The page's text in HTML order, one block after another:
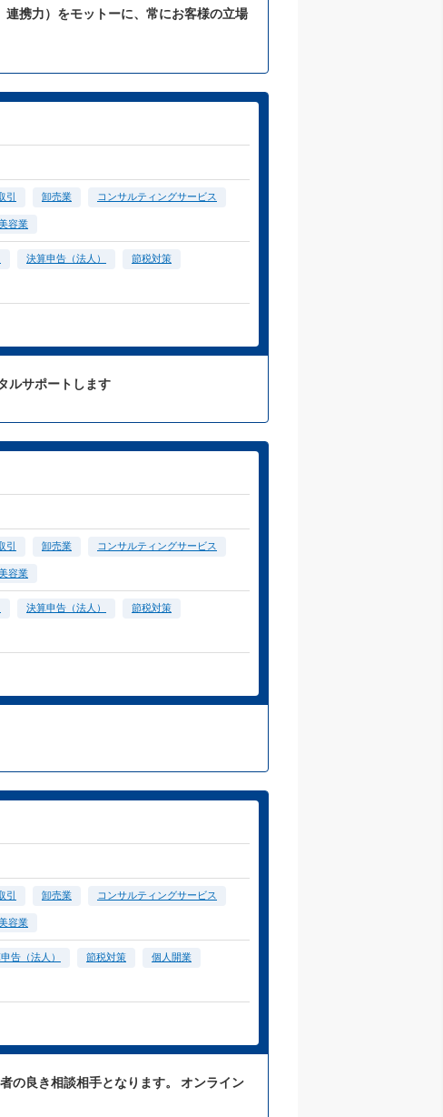
携力）をモットーに、常にお客様の立場
引 卸売業 コンサルティングサービス
容業
決算申告（法人） 節税対策
ルサポートします
引 卸売業 コンサルティングサービス
容業
決算申告（法人） 節税対策
引 卸売業 コンサルティングサービス
容業
告（法人） 節税対策 個人開業
の良き相談相手となります。 オンライン